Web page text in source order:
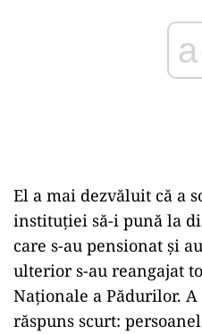
El a mai dezvăluit că a
instituției să-i pună la
care s-au pensionat și
ulterior s-au reangajat
Naționale a Pădurilor.
răspuns scurt: